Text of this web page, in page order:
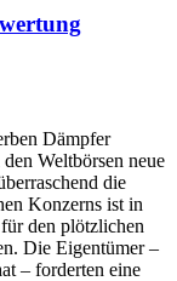
Dämpfer
Weltbörsen neue
die
Konzerns ist in
den plötzlichen
Die Eigentümer –
– forderten eine